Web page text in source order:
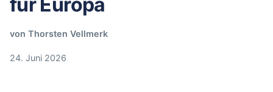
von Thorsten Vellmerk
24. Juni 2026